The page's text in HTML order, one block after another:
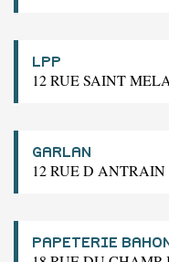
LPP
12 RUE SAINT
GARLAN
12 RUE D ANTRAIN
PAPETERIE